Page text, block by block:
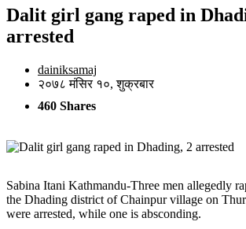
Dalit girl gang raped in
arrested
dainiksamaj
२०७८ मंसिर १०, शुक्रबार
460 Shares
Sabina Itani Kathmandu-Three men allegedly
the Dhading district of Chainpur village on
were arrested, while one is absconding.